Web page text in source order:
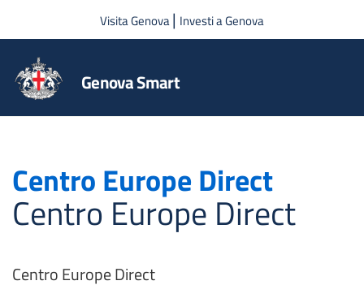
Salta al contenuto principale
Visita Genova| Investi a Genova
Genova Smart
Centro Europe Direct
Centro Europe Direct
Centro Europe Direct